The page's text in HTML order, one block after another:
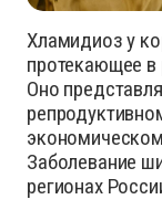
Хламидиоз у
протекающее в
Оно
Заболевание
регионах